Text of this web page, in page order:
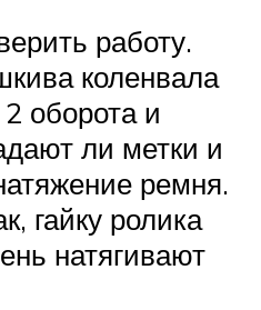
работу.
коленвала
оборота и
ли метки и
ремня.
гайку ролика
натягивают